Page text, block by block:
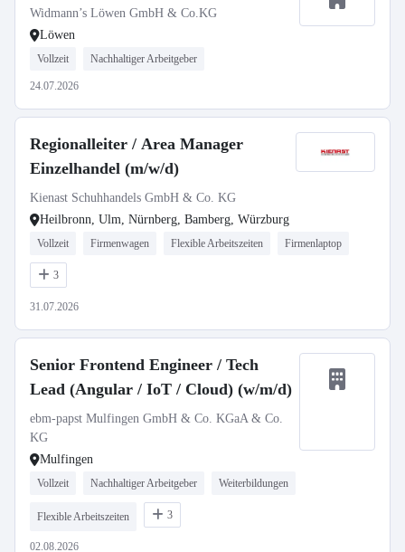
Widmann’s Löwen GmbH & Co.KG
Löwen
Vollzeit Nachhaltiger Arbeitgeber
24.07.2026
Regionalleiter / Area Manager
Einzelhandel (m/w/d)
Kienast Schuhhandels GmbH & Co. KG
Heilbronn, Ulm, Nürnberg, Bamberg, Würzburg
Vollzeit Firmenwagen Flexible Arbeitszeiten Firmenlaptop
3
31.07.2026
Senior Frontend Engineer / Tech
Lead (Angular / IoT / Cloud) (w/m/d)
ebm-papst Mulfingen GmbH & Co. KGaA & Co.
KG
Mulfingen
Vollzeit Nachhaltiger Arbeitgeber Weiterbildungen
Flexible Arbeitszeiten 3
02.08.2026